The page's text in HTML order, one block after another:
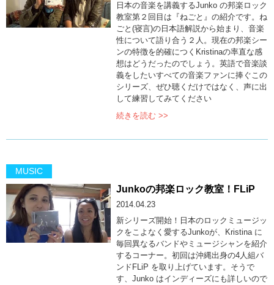
日本の音楽を講義するJunko の邦楽ロック
教室第２回目は『ねごと』の紹介です。ね
ごと(寝言)の日本語解説から始まり、音楽
性について語り合う２人。現在の邦楽シー
ンの特徴を的確につくKristinaの率直な感
想はどうだったのでしょう。英語で音楽談
義をしたいすべての音楽ファンに捧ぐこの
シリーズ、ぜひ聴くだけではなく、声に出
して練習してみてください
続きを読む >>
MUSIC
Junkoの邦楽ロック教室！FLiP
2014.04.23
新シリーズ開始！日本のロックミュージッ
クをこよなく愛するJunkoが、Kristina に
毎回異なるバンドやミュージシャンを紹介
するコーナー。初回は沖縄出身の4人組バ
ンドFLiP を取り上げています。そうで
す、Junko はインディーズにも詳しいので